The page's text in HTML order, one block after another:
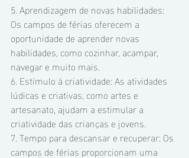
5. Aprendizagem de novas habilidades:
Os campos de férias oferecem a
oportunidade de aprender novas
habilidades, como cozinhar, acampar,
navegar e muito mais.
6. Estímulo à criatividade: As atividades
lúdicas e criativas, como artes e
artesanato, ajudam a estimular a
criatividade das crianças e jovens.
7. Tempo para descansar e recuperar: Os
campos de férias proporcionam uma